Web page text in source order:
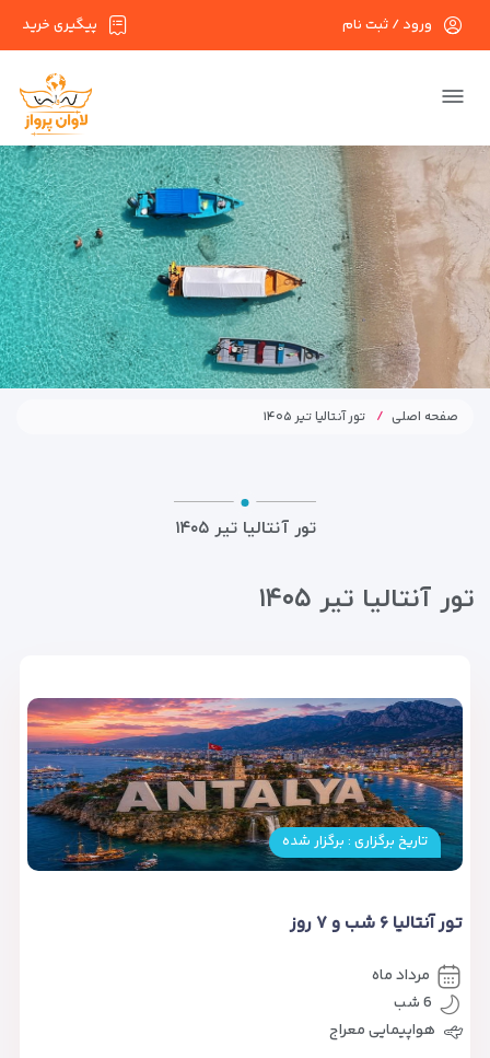
پیگیری خرید ورود / ثبت نام
صفحه اصلی تور آنتالیا تیر ۱۴۰۵
تور آنتالیا تیر ۱۴۰۵
تور آنتالیا تیر ۱۴۰۵
تاریخ برگزاری : برگزار شده
تور آنتالیا ۶ شب و ۷ روز
مرداد ماه
6 شب
هواپیمایی معراج